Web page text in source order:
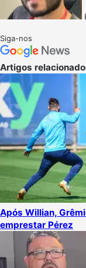
Siga-nos
Artigos
Após Willian,
emprestar Pérez